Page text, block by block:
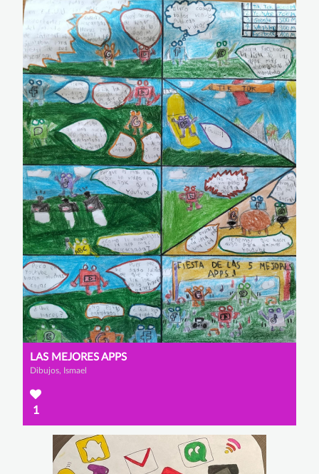
LAS MEJORES APPS
Dibujos, Ismael
1